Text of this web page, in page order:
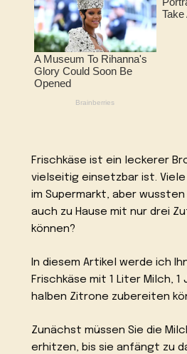
Frischkäse ist ein leckerer
vielseitig einsetzbar ist.
im Supermarkt, aber wussten
auch zu Hause mit nur drei
können?
In diesem Artikel werde ich
Frischkäse mit 1 Liter Milch,
halben Zitrone zubereiten
Zunächst müssen Sie die
erhitzen, bis sie anfängt zu